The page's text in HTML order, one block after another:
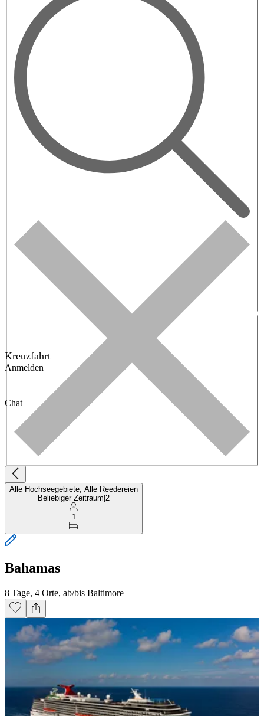
Kreuzfahrt
Anmelden
Chat
Alle Hochseegebiete, Alle Reedereien
Beliebiger Zeitraum 2
1
Bahamas
8 Tage, 4 Orte, ab/bis Baltimore